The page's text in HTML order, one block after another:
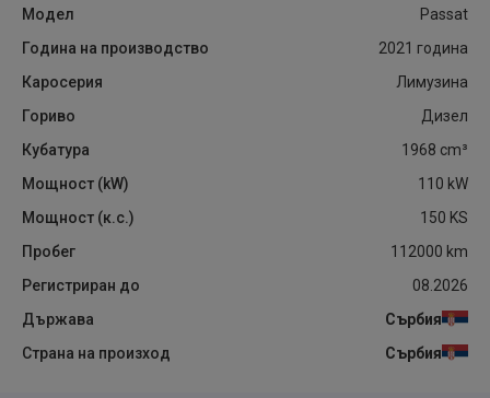
Модел
Passat
Година на производство
2021 година
Каросерия
Лимузина
Гориво
Дизел
Кубатура
1968 cm³
Мощност (kW)
110 kW
Мощност (к.с.)
150 KS
Пробег
112000 km
Регистриран до
08.2026
Държава
Сърбия
Страна на произход
Сърбия